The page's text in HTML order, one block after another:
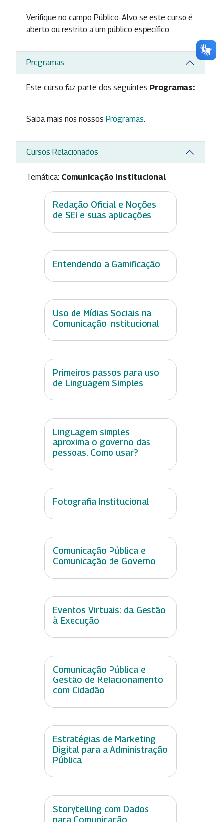
Verifique no campo Público-Alvo se este curso é
aberto ou restrito a um público específico.
Programas
Este curso faz parte dos seguintes Programas:
Saiba mais nos nossos Programas
Cursos Relacionados
Temática: Comunicação Institucional
Redação Oficial e Noções
de SEI e suas aplicações
Entendendo a Gamificação
Uso de Mídias Sociais na
Comunicação Institucional
Primeiros passos para uso
de Linguagem Simples
Linguagem simples
aproxima o governo das
pessoas. Como usar?
Fotografia Institucional
Comunicação Pública e
Comunicação de Governo
Eventos Virtuais: da Gestão
à Execução
Comunicação Pública e
Gestão de Relacionamento
com Cidadão
Estratégias de Marketing
Digital para a Administração
Pública
Storytelling com Dados
para Comunicação